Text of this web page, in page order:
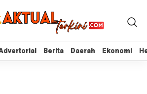
Berita Daerah Ekonomi
Berita Daerah Ekonomi